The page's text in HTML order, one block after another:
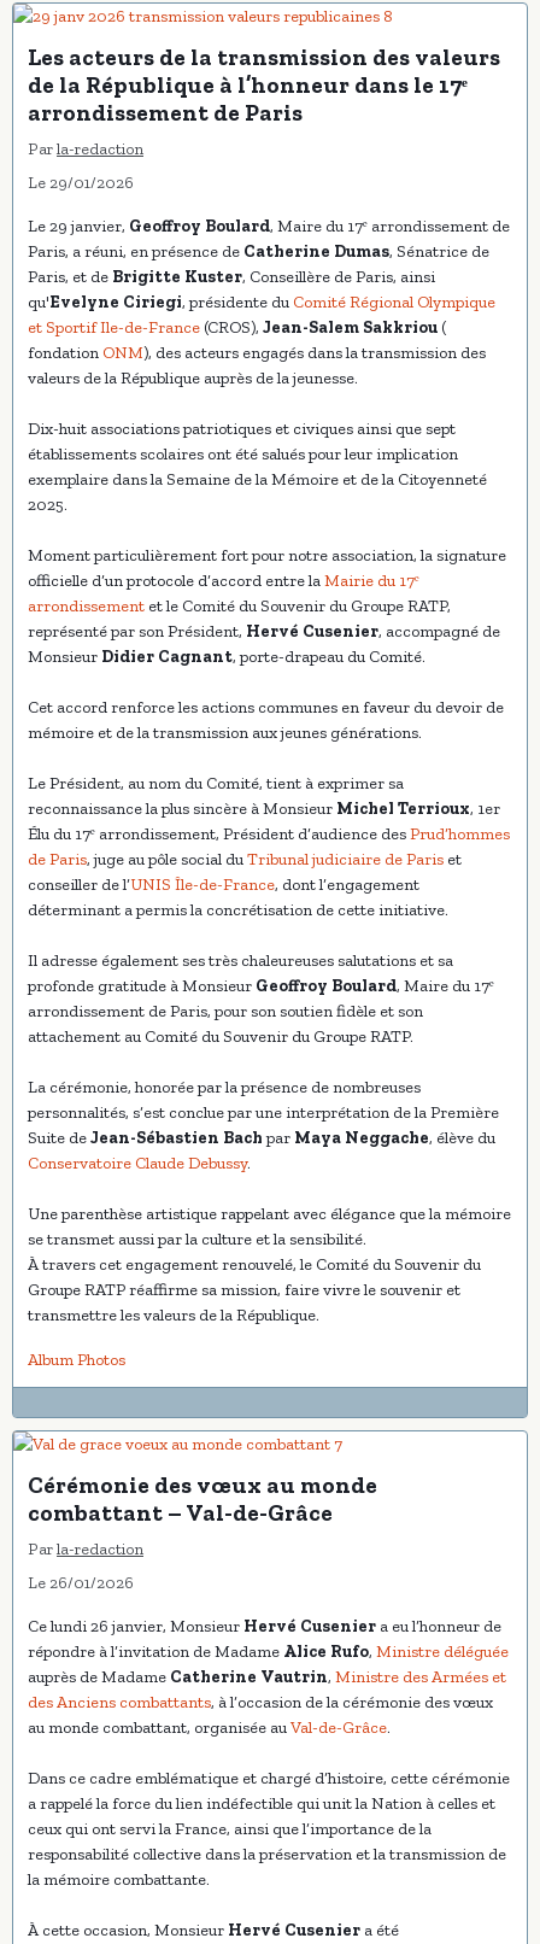
Les acteurs de la transmission des valeurs
de la République à l’honneur dans le 17ᵉ
arrondissement de Paris
Parla-redaction
Le 29/01/2026
Le 29 janvier, Geoffroy Boulard, Maire du 17ᵉ arrondissement de
Paris, a réuni, en présence de Catherine Dumas, Sénatrice de
Paris, et de Brigitte Kuster, Conseillère de Paris, ainsi
qu'Evelyne Ciriegi, présidente du Comité Régional Olympique
et Sportif Ile-de-France (CROS), Jean-Salem Sakkriou (
fondation ONM), des acteurs engagés dans la transmission des
valeurs de la République auprès de la jeunesse.
Dix-huit associations patriotiques et civiques ainsi que sept
établissements scolaires ont été salués pour leur implication
exemplaire dans la Semaine de la Mémoire et de la Citoyenneté
2025.
Moment particulièrement fort pour notre association, la signature
officielle d’un protocole d’accord entre laMairie du 17ᵉ
arrondissement et le Comité du Souvenir du Groupe RATP,
représenté par son Président, Hervé Cusenier, accompagné de
Monsieur Didier Cagnant, porte-drapeau du Comité.
Cet accord renforce les actions communes en faveur du devoir de
mémoire et de la transmission aux jeunes générations.
Le Président, au nom du Comité, tient à exprimer sa
reconnaissance la plus sincère à Monsieur Michel Terrioux, 1er
Élu du 17ᵉ arrondissement, Président d’audience desPrud’hommes
de Paris, juge au pôle social duTribunal judiciaire de Paris et
conseiller de l’UNIS Île-de-France, dont l’engagement
déterminant a permis la concrétisation de cette initiative.
Il adresse également ses très chaleureuses salutations et sa
profonde gratitude à Monsieur Geoffroy Boulard, Maire du 17ᵉ
arrondissement de Paris, pour son soutien fidèle et son
attachement au Comité du Souvenir du Groupe RATP.
La cérémonie, honorée par la présence de nombreuses
personnalités, s’est conclue par une interprétation de la Première
Suite deJean-Sébastien Bachpar Maya Neggache, élève du
Conservatoire Claude Debussy.
Une parenthèse artistique rappelant avec élégance que la mémoire
se transmet aussi par la culture et la sensibilité.
À travers cet engagement renouvelé, le Comité du Souvenir du
Groupe RATP réaffirme sa mission, faire vivre le souvenir et
transmettre les valeurs de la République.
Album Photos
Cérémonie des vœux au monde
combattant – Val-de-Grâce
Parla-redaction
Le 26/01/2026
Ce lundi 26 janvier, Monsieur Hervé Cusenier a eu l’honneur de
répondre à l’invitation de Madame Alice Rufo, Ministre déléguée
auprès de Madame Catherine Vautrin, Ministre des Armées et
des Anciens combattants, à l’occasion de la cérémonie des vœux
au monde combattant, organisée auVal-de-Grâce.
Dans ce cadre emblématique et chargé d’histoire, cette cérémonie
a rappelé la force du lien indéfectible qui unit la Nation à celles et
ceux qui ont servi la France, ainsi que l’importance de la
responsabilité collective dans la préservation et la transmission de
la mémoire combattante.
À cette occasion, Monsieur Hervé Cusenier a été